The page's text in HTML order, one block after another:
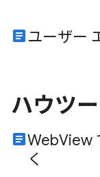
article ユーザー
ハウツー
articleWebView
く